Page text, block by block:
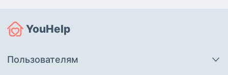
YouHelp
Пользователям